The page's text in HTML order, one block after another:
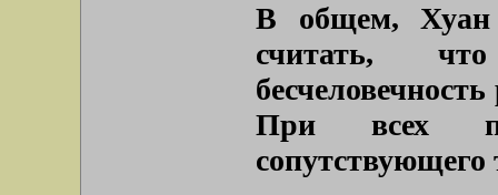
В общем, Хуан
считать,
При всех
сопутствующего